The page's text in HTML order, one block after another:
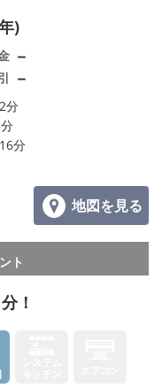
)
－
－
分
分
地図を見る
ト
！